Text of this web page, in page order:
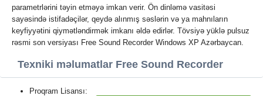
parametrlərini təyin etməyə imkan verir. Ön dinləmə vasitəsi
sayəsində istifadəçilər, qeydə alınmış səslərin və ya mahnıların
keyfiyyətini qiymətləndirmək imkanı əldə edirlər. Tövsiyə yüklə pulsuz
rəsmi son versiyası Free Sound Recorder Windows XP Azərbaycan.
Texniki məlumatlar Free Sound Recorder
Proqram Lisansı: